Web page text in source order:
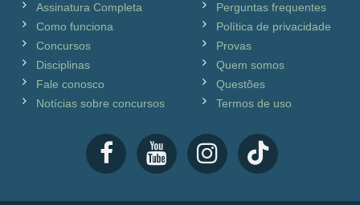
Assinatura Completa
Como funciona
Concursos
Disciplinas
Fale conosco
Notícias sobre concursos
Perguntas frequentes
Política de privacidade
Provas
Quem somos
Questões
Termos de uso